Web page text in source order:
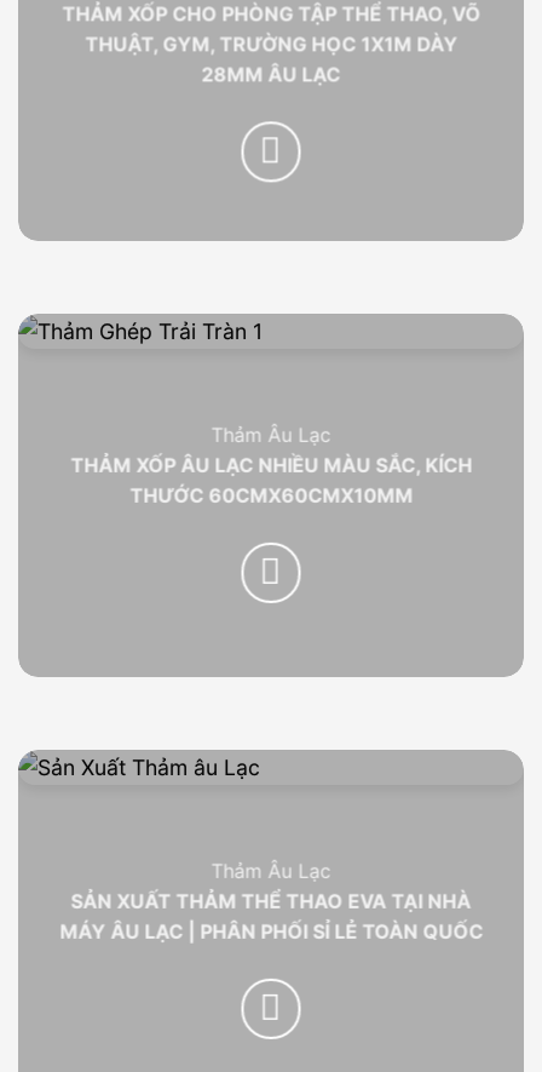
THẢM XỐP CHO PHÒNG TẬP THỂ THAO, VÕ
THUẬT, GYM, TRƯỜNG HỌC 1X1M DÀY
28MM ÂU LẠC
Thảm Âu Lạc
THẢM XỐP ÂU LẠC NHIỀU MÀU SẮC, KÍCH
THƯỚC 60CMX60CMX10MM
Thảm Âu Lạc
SẢN XUẤT THẢM THỂ THAO EVA TẠI NHÀ
MÁY ÂU LẠC | PHÂN PHỐI SỈ LẺ TOÀN QUỐC